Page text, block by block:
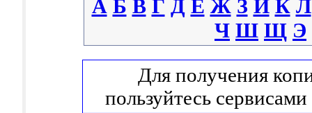
А Б В Г Д Е Ж З И К Л
Ч Ш Щ Э
Для получения
пользуйтесь сервисами